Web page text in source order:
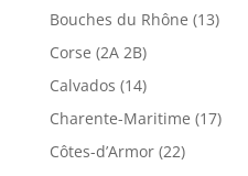
Bouches du Rhône (13)
Corse (2A 2B)
Calvados (14)
Charente-Maritime (17)
Côtes-d’Armor (22)